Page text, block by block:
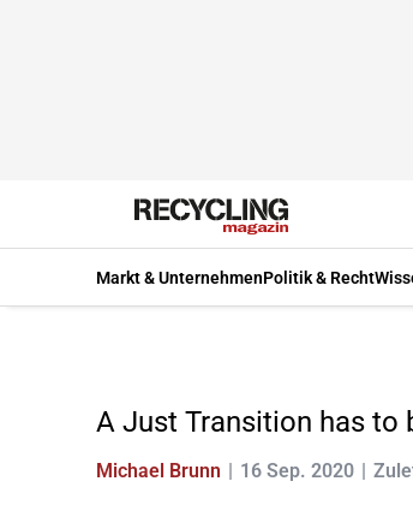
Markt & UnternehmenPolitik & Recht
A Just Transition has to
Michael Brunn 16 Sep. 2020